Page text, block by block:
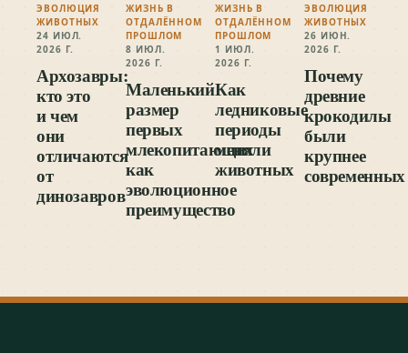
ЭВОЛЮЦИЯ
ЖИВОТНЫХ
24 ИЮЛ.
2026 Г.
Архозавры:
кто это
и чем
они
отличаются
от
динозавров
ЖИЗНЬ В
ОТДАЛЁННОМ
ПРОШЛОМ
8 ИЮЛ.
2026 Г.
Маленький
размер
первых
млекопитающих
как
эволюционное
преимущество
ЖИЗНЬ В
ОТДАЛЁННОМ
ПРОШЛОМ
1 ИЮЛ.
2026 Г.
Как
ледниковые
периоды
меняли
животных
ЭВОЛЮЦИЯ
ЖИВОТНЫХ
26 ИЮН.
2026 Г.
Почему
древние
крокодилы
были
крупнее
современных